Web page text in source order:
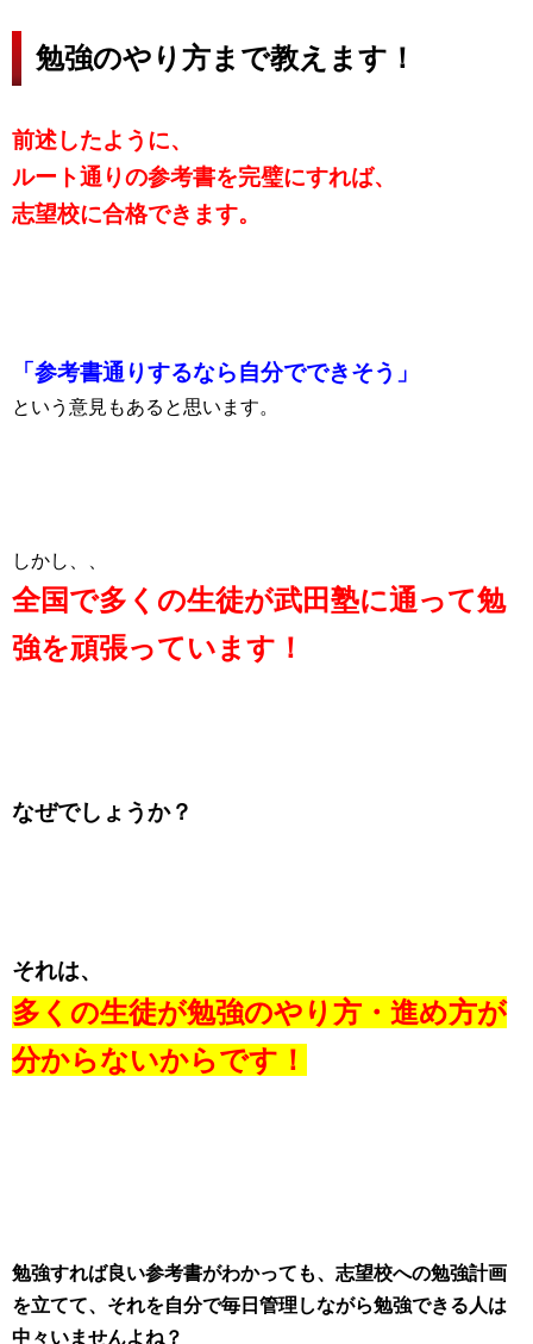
勉強のやり方まで教えます！
前述したように、
ルート通りの参考書を完璧にすれば、
志望校に合格できます。
「参考書通りするなら自分でできそう」
という意見もあると思います。
しかし、、
全国で多くの生徒が武田塾に通って勉
強を頑張っています！
なぜでしょうか？
それは、
多くの生徒が勉強のやり方・進め方が
分からないからです！
勉強すれば良い参考書がわかっても、 志望校への勉強計画
を立てて、 それを自分で毎日管理しながら勉強できる人は
中々いませんよね？